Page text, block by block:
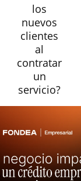
los
nuevos
clientes
al
contratar
un
servicio?